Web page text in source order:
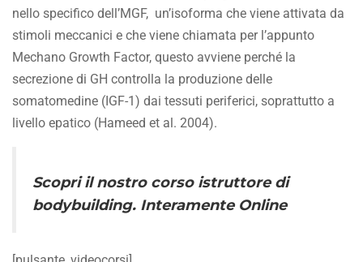
nello specifico dell’MGF, un’isoforma che viene attivata da
stimoli meccanici e che viene chiamata per l’appunto
Mechano Growth Factor, questo avviene perché la
secrezione di GH controlla la produzione delle
somatomedine (IGF-1) dai tessuti periferici, soprattutto a
livello epatico (Hameed et al. 2004).
Scopri il nostro corso istruttore di
bodybuilding. Interamente Online